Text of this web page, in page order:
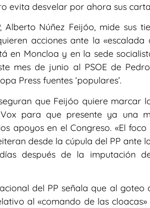
evita desvelar por ahora sus
Alberto Núñez Feijóo, mide sus
acciones ante la
en Moncloa y en la sede
mes de junio al PSOE de
Press fuentes ‘populares’.
que Feijóo quiere
para que presente ya una
apoyos en el Congreso. «El
desde la cúpula del PP ante
después de la imputación
del PP señala que al
al «comando de las